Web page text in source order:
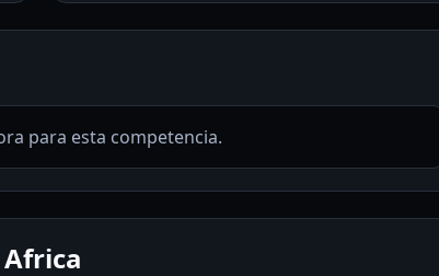
para esta competencia.